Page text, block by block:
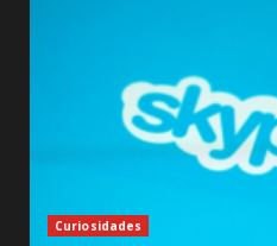
Curiosidades